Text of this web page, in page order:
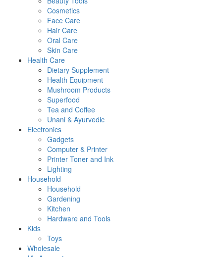
Cosmetics
Face Care
Hair Care
Oral Care
Skin Care
Health Care
Dietary Supplement
Health Equipment
Mushroom Products
Superfood
Tea and Coffee
Unani & Ayurvedic
Electronics
Gadgets
Computer & Printer
Printer Toner and Ink
Lighting
Household
Household
Gardening
Kitchen
Hardware and Tools
Kids
Toys
Wholesale